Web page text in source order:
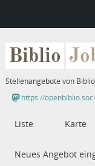
Biblio
Stellenangebote von
https://
Liste Karte
Neues Angebot